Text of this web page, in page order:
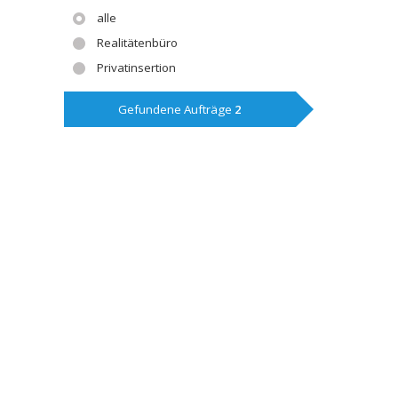
alle
Realitätenbüro
Privatinsertion
Gefundene Aufträge 2